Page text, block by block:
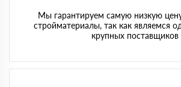
Мы гарантируем самую низкую
стройматериалы, так как являемся
крупных поставщиков